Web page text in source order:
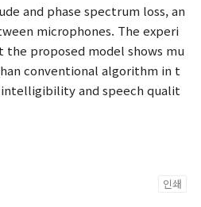
and phase spectrum loss, an
microphones. The experi
proposed model shows mu
conventional algorithm in t
and speech qualit
인쇄